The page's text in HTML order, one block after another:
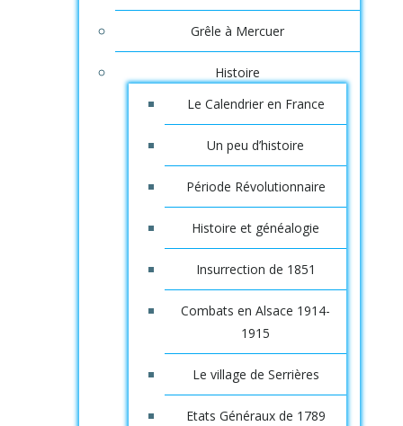
Grêle à Mercuer
Histoire
Le Calendrier en France
Un peu d’histoire
Période Révolutionnaire
Histoire et généalogie
Insurrection de 1851
Combats en Alsace 1914-
1915
Le village de Serrières
Etats Généraux de 1789